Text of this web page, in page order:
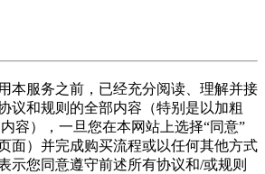
本服务之前，已经充分阅读、理解并接
议和规则的全部内容（特别是以加粗
容），一旦您在本网站上选择“同意”
面）并完成购买流程或以任何其他方式
示您同意遵守前述所有协议和/或规则